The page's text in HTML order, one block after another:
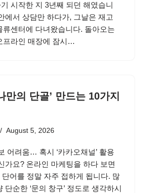
시작한 지 3년째 되던 해였습니
에서 상담만 하다가, 그날은 재고
류센터에 다녀왔습니다. 돌아오는
프라인 매장에 잠시…
만의 단골’ 만드는 10가지
August 5, 2026
어려움… 혹시 ‘카카오채널’ 활용
가요? 온라인 마케팅을 하다 보면
단어를 정말 자주 접하게 됩니다. 많
단순한 ‘문의 창구’ 정도로 생각하시